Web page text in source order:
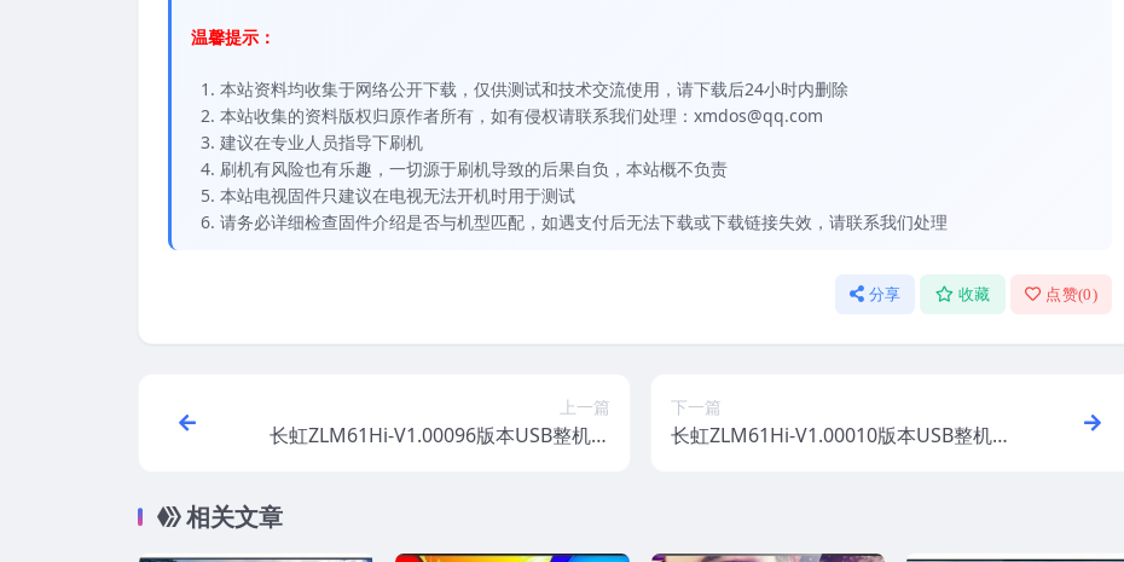
温馨提示：
本站资料均收集于网络公开下载，仅供测试和技术交流使用，请下载后24小时内删除
本站收集的资料版权归原作者所有，如有侵权请联系我们处理：xmdos@qq.com
建议在专业人员指导下刷机
刷机有风险也有乐趣，一切源于刷机导致的后果自负，本站概不负责
本站电视固件只建议在电视无法开机时用于测试
请务必详细检查固件介绍是否与机型匹配，如遇支付后无法下载或下载链接失效，请联系我们处理
分享 收藏 点赞(0)
上一篇
长虹ZLM61Hi-V1.00096版本USB整机软
下一篇
长虹ZLM61Hi-V1.00010版本USB整机软
相关文章